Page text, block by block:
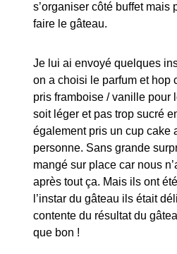
s’organiser côté buffet mais
faire le gâteau.
Je lui ai envoyé quelques
on a choisi le parfum et hop
pris framboise / vanille pour
soit léger et pas trop sucré
également pris un cup cake
personne. Sans grande
mangé sur place car nous
après tout ça. Mais ils ont
l’instar du gâteau ils était
contente du résultat du
que bon !